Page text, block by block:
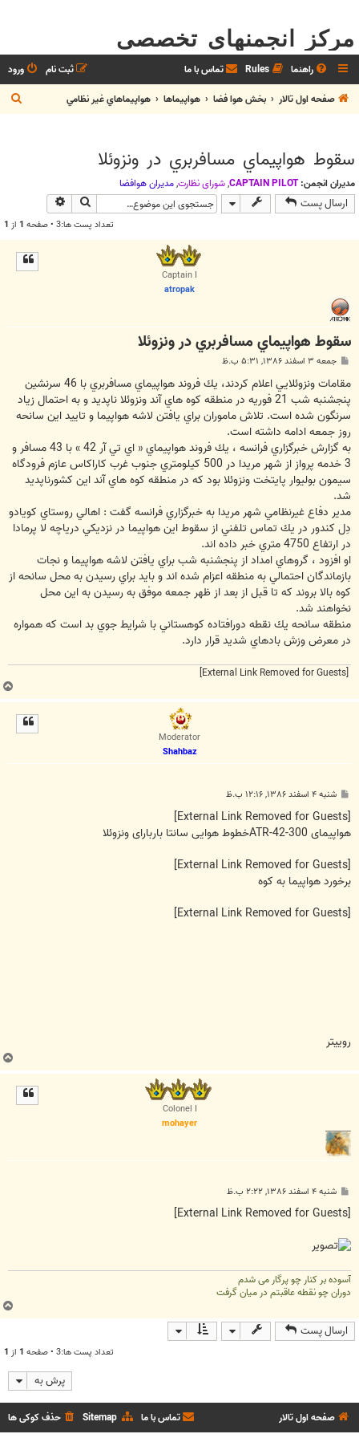
مرکز انجمنهای تخصصی
راهنما Rules تماس با ما ورود
ثبت نام
صفحه اول تالار
بخش هوا فضا هواپيماها هواپيماهاي غير نظامي
س
سقوط هواپيماي مسافربري در ونزوئلا
مدیران انجمن: CAPTAIN PILOT
,شوراي نظارت,مديران هوافضا
ارسال پست جستجو
تعداد پست ها:3 • صفحه 1 از 1
Captain I
atropak
سقوط هواپيماي مسافربري در ونزوئلا
ت
جمعه ۳ اسفند ۱۳۸۶, ۵:۳۱ ب.ظ
مقامات ونزوئلايي اعلام كردند، يك فروند هواپيماي مسافربري با 46 سرنشين
پنجشنبه شب 21 فوريه در منطقه كوه هاي آند ونزوئلا ناپديد و به احتمال زياد
سرنگون شده است. تلاش ماموران براي يافتن لاشه هواپيما و تاييد اين سانحه
روز جمعه ادامه داشته است.
به گزارش خبرگزاري فرانسه ، يك فروند هواپيماي « اي تي آر 42 » با 43 مسافر و
3 خدمه پرواز از شهر مريدا در 500 كيلومتري جنوب غرب كاراكاس عازم فرودگاه
سيمون بوليوار پايتخت ونزوئلا بود كه در منطقه كوه هاي آند اين كشورناپديد
شد.
مدير دفاع غيرنظامي شهر مريدا به خبرگزاري فرانسه گفت : اهالي روستاي كويادو
دِل كندور در يك تماس تلفني از سقوط اين هواپيما در نزديكي درياچه لا پرمادا
در ارتفاع 4750 متري خبر داده اند.
او افزود ، گروهاي امداد از پنجشنبه شب براي يافتن لاشه هواپيما و نجات
بازماندگان احتمالي به منطقه اعزام شده اند و بايد براي رسيدن به محل سانحه از
كوه بالا بروند كه تا قبل از بعد از ظهر جمعه موفق به رسيدن به اين محل
نخواهند شد.
منطقه سانحه يك نقطه دورافتاده كوهستاني با شرايط جوي بد است كه همواره
در معرض وزش بادهاي شديد قرار دارد.
[External Link Removed for Guests]
Moderator
Shahbaz
ت
شنبه ۴ اسفند ۱۳۸۶, ۱۲:۱۶ ب.ظ
[External Link Removed for Guests]
هواپیمای ATR-42-300خطوط هوایی سانتا باربارای ونزوئلا
[External Link Removed for Guests]
برخورد هواپیما به کوه
[External Link Removed for Guests]
روییتر
Colonel I
mohayer
ت
شنبه ۴ اسفند ۱۳۸۶, ۲:۲۲ ب.ظ
[External Link Removed for Guests]
آسوده بر کنار چو پرگار می شدم
دوران چو نقطه عاقبتم در میان گرفت
ارسال پست
تعداد پست ها:3 • صفحه 1 از 1
پرش به
صفحه اول تالار حذف کوکی ها Sitemap تماس با ما